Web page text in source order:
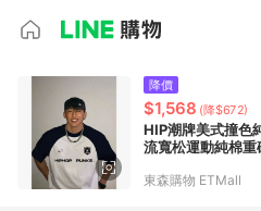
降價
$1,568 (降$672)
HIP潮牌美式撞色
流寬松運動純棉重
東森購物 ETMall